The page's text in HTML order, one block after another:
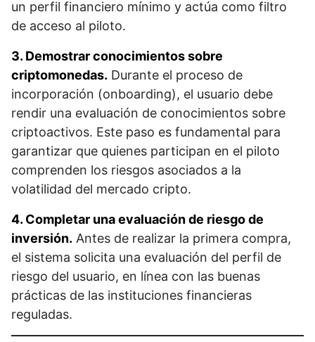
un perfil financiero mínimo y actúa como filtro
de acceso al piloto.
3. Demostrar conocimientos sobre
criptomonedas. Durante el proceso de
incorporación (onboarding), el usuario debe
rendir una evaluación de conocimientos sobre
criptoactivos. Este paso es fundamental para
garantizar que quienes participan en el piloto
comprenden los riesgos asociados a la
volatilidad del mercado cripto.
4. Completar una evaluación de riesgo de
inversión. Antes de realizar la primera compra,
el sistema solicita una evaluación del perfil de
riesgo del usuario, en línea con las buenas
prácticas de las instituciones financieras
reguladas.